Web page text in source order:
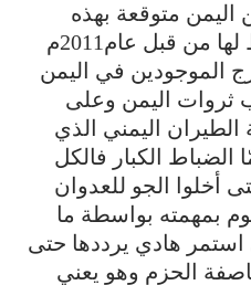
اليمن متوقعة بهذه
الطريقة التي بدأ التخطيط لها من قبل عام2011م
الموجودين في اليمن
ثروات اليمن وعلى
الطيران اليمني الذي
الضباط الكبار فالكل
أخلوا الجو للعدوان
بمهمته بواسطة ما
هادي يرددها حتى
الحزم وهو يعني